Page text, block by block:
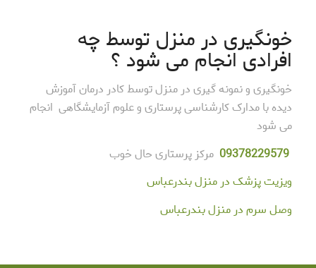
خونگیری در منزل توسط چه
افرادی انجام می شود ؟
خونگیری و نمونه گیری در منزل توسط کادر درمان آموزش
دیده با مدارک کارشناسی پرستاری و علوم آزمایشگاهی انجام
می شود
09378229579
مرکز پرستاری حال خوب
ویزیت پزشک در منزل بندرعباس
وصل سرم در منزل بندرعباس